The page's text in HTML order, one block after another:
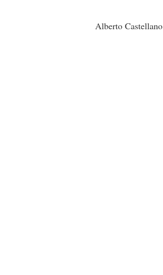
Alberto Castellano